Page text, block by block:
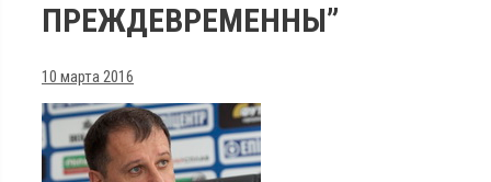
ПРЕЖДЕВРЕМЕННЫ”
10 марта 2016